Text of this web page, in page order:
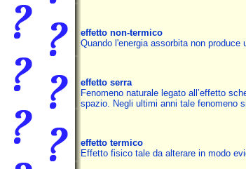
effetto non-termico
Quando l'energia assorbita non
effetto serra
Fenomeno naturale legato all’effetto
spazio. Negli ultimi anni tale fenomeno
effetto termico
Effetto fisico tale da alterare in modo